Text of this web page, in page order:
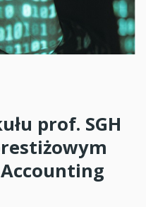
prof. SGH